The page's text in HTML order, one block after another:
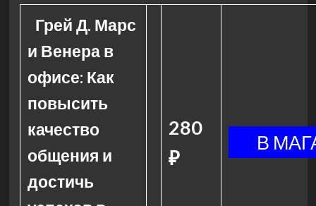
Грей Д. Марс
и Венера в
офисе: Как
повысить
качество
общения и
достичь
280
₽